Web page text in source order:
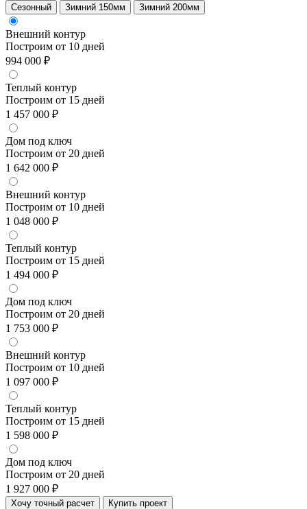
Сезонный Зимний 150мм Зимний 200мм
Внешний контур
Построим от 10 дней
994 000 ₽
Теплый контур
Построим от 15 дней
1 457 000 ₽
Дом под ключ
Построим от 20 дней
1 642 000 ₽
Внешний контур
Построим от 10 дней
1 048 000 ₽
Теплый контур
Построим от 15 дней
1 494 000 ₽
Дом под ключ
Построим от 20 дней
1 753 000 ₽
Внешний контур
Построим от 10 дней
1 097 000 ₽
Теплый контур
Построим от 15 дней
1 598 000 ₽
Дом под ключ
Построим от 20 дней
1 927 000 ₽
Хочу точный расчет Купить проект